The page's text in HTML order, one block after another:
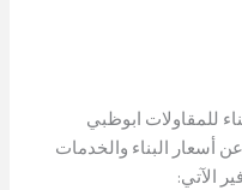
للمقاولات ابوظبي
أسعار البناء والخدمات
الآتي: